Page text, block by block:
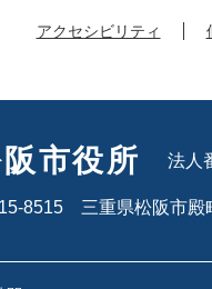
アクセシビリティ
市役所 法人
8515 三重県松阪市殿